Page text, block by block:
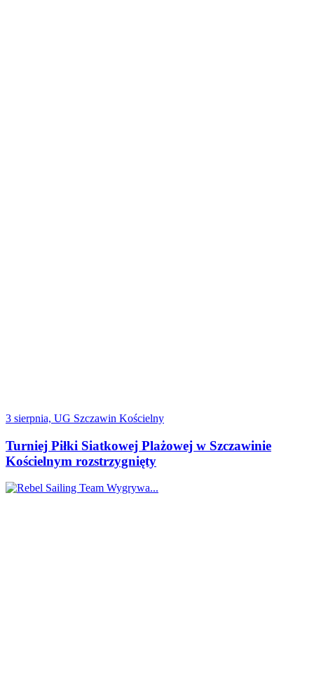
3 sierpnia, UG Szczawin Kościelny
Turniej Piłki Siatkowej Plażowej w Szczawinie
Kościelnym rozstrzygnięty